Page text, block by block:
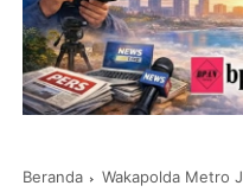
Beranda Wakapolda Metro